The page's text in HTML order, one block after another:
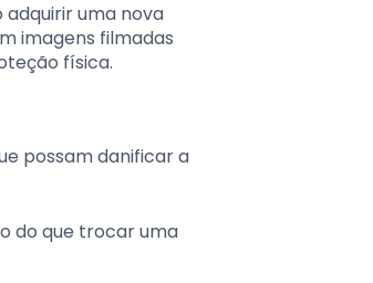
uma nova
imagens filmadas
física.
possam danificar a
do que trocar uma